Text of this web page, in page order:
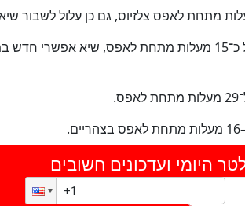
– מינימום של כ־15 מעלות מתחת לאפס, שיא אפשרי
היומי ועדכונים חשובים